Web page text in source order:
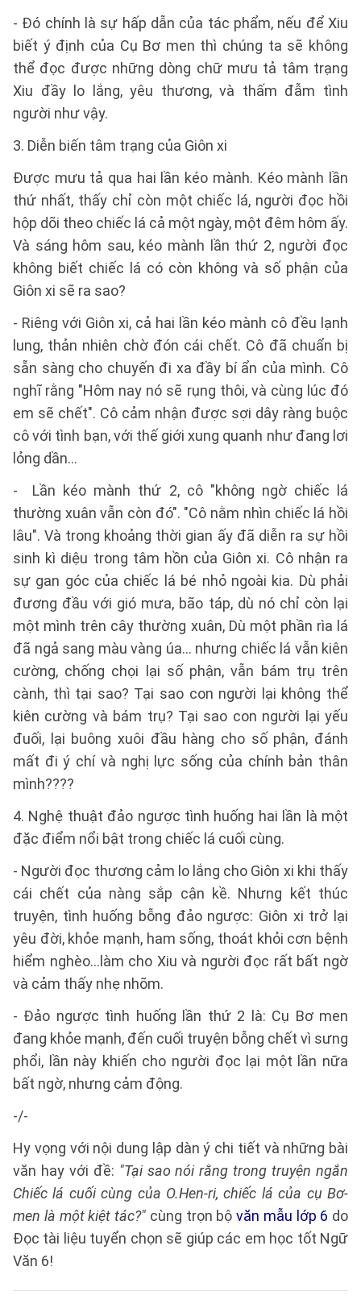
- Đó chính là sự hấp dẫn của tác phẩm, nếu để Xiu
biết ý định của Cụ Bơ men thì chúng ta sẽ không
thể đọc được những dòng chữ mưu tả tâm trạng
Xiu đầy lo lắng, yêu thương, và thấm đẫm tình
người như vậy.
3. Diễn biến tâm trạng của Giôn xi
Được mưu tả qua hai lần kéo mành. Kéo mành lần
thứ nhất, thấy chỉ còn một chiếc lá, người đọc hồi
hộp dõi theo chiếc lá cả một ngày, một đêm hôm ấy.
Và sáng hôm sau, kéo mành lần thứ 2, người đọc
không biết chiếc lá có còn không và số phận của
Giôn xi sẽ ra sao?
- Riêng với Giôn xi, cả hai lần kéo mành cô đều lạnh
lung, thản nhiên chờ đón cái chết. Cô đã chuẩn bị
sẵn sàng cho chuyến đi xa đầy bí ẩn của mình. Cô
nghĩ rằng "Hôm nay nó sẽ rụng thôi, và cùng lúc đó
em sẽ chết". Cô cảm nhận được sợi dây ràng buộc
cô với tình bạn, với thế giới xung quanh như đang lơi
lỏng dần...
- Lần kéo mành thứ 2, cô "không ngờ chiếc lá
thường xuân vẫn còn đó". "Cô nằm nhìn chiếc lá hồi
lâu". Và trong khoảng thời gian ấy đã diễn ra sự hồi
sinh kì diệu trong tâm hồn của Giôn xi. Cô nhận ra
sự gan góc của chiếc lá bé nhỏ ngoài kia. Dù phải
đương đầu với gió mưa, bão táp, dù nó chỉ còn lại
một mình trên cây thường xuân, Dù một phần rìa lá
đã ngả sang màu vàng úa... nhưng chiếc lá vẫn kiên
cường, chống chọi lại số phận, vẫn bám trụ trên
cành, thì tại sao? Tại sao con người lại không thể
kiên cường và bám trụ? Tại sao con người lại yếu
đuối, lại buông xuôi đầu hàng cho số phận, đánh
mất đi ý chí và nghị lực sống của chính bản thân
mình????
4. Nghệ thuật đảo ngược tình huống hai lần là một
đặc điểm nổi bật trong chiếc lá cuối cùng.
- Người đọc thương cảm lo lắng cho Giôn xi khi thấy
cái chết của nàng sắp cận kề. Nhưng kết thúc
truyện, tình huống bỗng đảo ngược: Giôn xi trở lại
yêu đời, khỏe mạnh, ham sống, thoát khỏi cơn bệnh
hiểm nghèo...làm cho Xiu và người đọc rất bất ngờ
và cảm thấy nhẹ nhõm.
- Đảo ngược tình huống lần thứ 2 là: Cụ Bơ men
đang khỏe mạnh, đến cuối truyện bỗng chết vì sưng
phổi, lần này khiến cho người đọc lại một lần nữa
bất ngờ, nhưng cảm động.
-/-
Hy vọng với nội dung lập dàn ý chi tiết và những bài
văn hay với đề: "Tại sao nói rằng trong truyện ngắn
Chiếc lá cuối cùng của O.Hen-ri, chiếc lá của cụ Bơ-
men là một kiệt tác?" cùng trọn bộ văn mẫu lớp 6 do
Đọc tài liệu tuyển chọn sẽ giúp các em học tốt Ngữ
Văn 6!